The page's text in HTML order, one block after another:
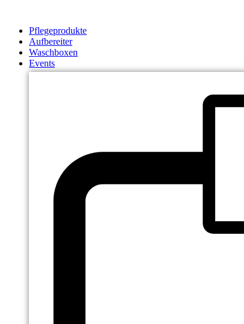
springenPflegeprodukte
Aufbereiter
Waschboxen
Events